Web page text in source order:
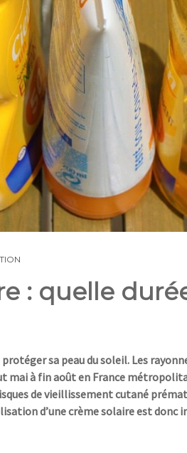
: quelle
sa peau du soleil. Les
à fin août en France
de vieillissement cutané
d’une crème solaire est